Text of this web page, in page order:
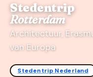
Stedentrip Nederland
Stedentrip
Rotterdam
Architectuur,
van Europa